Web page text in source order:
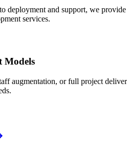
deployment and support, we provide
services.
Models
augmentation, or full project